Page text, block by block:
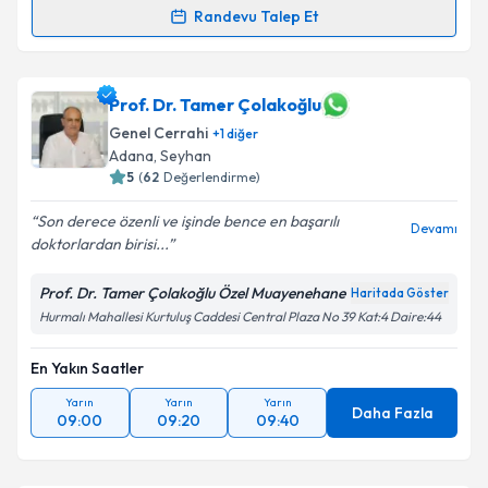
Randevu Talep Et
için bir takvim hazırlandığında e-posta ile
bilgilendireceğiz.
E-posta Adresiniz
Metni'ni okudum ve kişisel verilerimin belirtilen
kapsamda işlenmesini kabul ediyorum.
Takvim Talebini Gönder
Prof. Dr. Tamer Çolakoğlu
Genel Cerrahi +1diğer
Adana, Seyhan
5 (62 Değerlendirme)
Son derece özenli ve işinde bence en başarılı
doktorlardan birisi...
Devamı
Prof. Dr. Tamer Çolakoğlu Özel Muayenehane Haritada Göster
Hurmalı Mahallesi Kurtuluş Caddesi Central Plaza No 39 Kat:4 Daire:44
En Yakın Saatler
Yarın
09:00
Yarın
09:20
Yarın
09:40 Daha Fazla